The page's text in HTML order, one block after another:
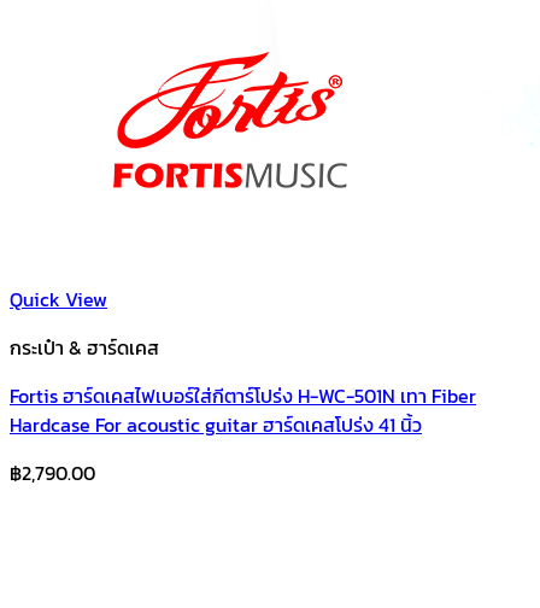
Quick View
กระเป๋า & ฮาร์ดเคส
Fortis ฮาร์ดเคสไฟเบอร์ใส่กีตาร์โปร่ง H-WC-501N เทา Fiber
Hardcase For acoustic guitar ฮาร์ดเคสโปร่ง 41 นิ้ว
฿2,790.00